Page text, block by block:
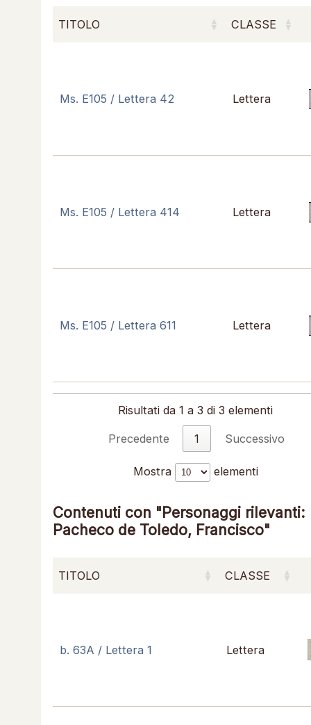
TITOLO CLASSE
Ms. E105 / Lettera 42 Lettera
Ms. E105 / Lettera 414 Lettera
Ms. E105 / Lettera 611 Lettera
Risultati da 1 a 3 di 3 elementi
Precedente 1 Successivo
Mostra elementi
Contenuti con "Personaggi rilevanti:
Pacheco de Toledo, Francisco"
TITOLO CLASSE
b. 63A / Lettera 1 Lettera